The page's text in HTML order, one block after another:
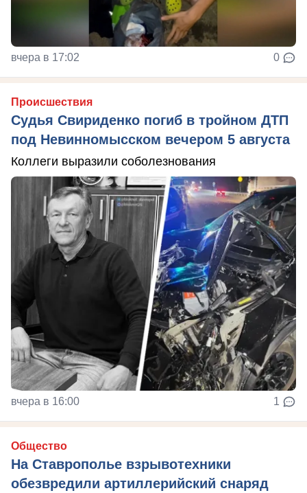
вчера в 17:02 0
Происшествия
Судья Свириденко погиб в тройном ДТП
под Невинномысском вечером 5 августа
Коллеги выразили соболезнования
вчера в 16:00 1
Общество
На Ставрополье взрывотехники
обезвредили артиллерийский снаряд